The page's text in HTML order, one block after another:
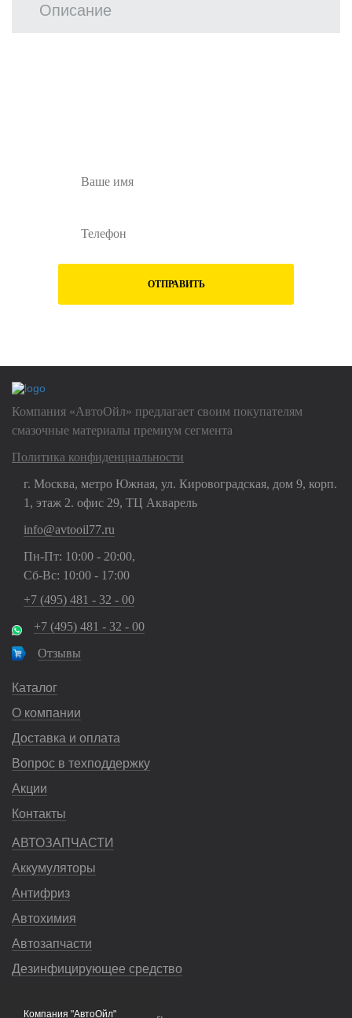
Описание
ОТПРАВИТЬ
Компания «АвтоОйл» предлагает своим покупателям
смазочные материалы премиум сегмента
Политика конфиденциальности
г. Москва, метро Южная, ул. Кировоградская, дом 9, корп.
1, этаж 2. офис 29, ТЦ Акварель
info@avtooil77.ru
Пн-Пт: 10:00 - 20:00,
Сб-Вс: 10:00 - 17:00
+7 (495) 481 - 32 - 00
+7 (495) 481 - 32 - 00
Отзывы
Каталог
О компании
Доставка и оплата
Вопрос в техподдержку
Акции
Контакты
АВТОЗАПЧАСТИ
Аккумуляторы
Антифриз
Автохимия
Автозапчасти
Дезинфицирующее средство
Компания "АвтоОйл"